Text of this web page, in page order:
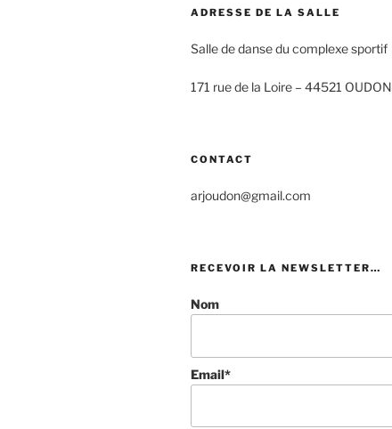
ADRESSE DE LA SALLE
Salle de danse du complexe sportif
171 rue de la Loire – 44521 OUDON
CONTACT
arjoudon@gmail.com
RECEVOIR LA NEWSLETTER…
Nom
Email*